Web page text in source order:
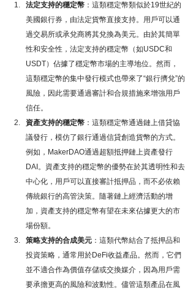
法定支持的穩定幣 ：這類穩定幣類似於19世紀的
美國銀行券，由法定貨幣直接支持。用戶可以通
過交易所或承兌商將其兌換為美元。由於其簡單
性和安全性，法定支持的穩定幣（如USDC和
USDT）佔據了穩定幣市場的主導地位。然而，
這類穩定幣的集中發行模式也帶來了“銀行擠兌”的
風險，因此需要通過審計和合規措施來增強用戶
信任。
資產支持的穩定幣 ：這類穩定幣通過鏈上借貸協
議發行，模仿了銀行通過信貸創造貨幣的方式。
例如，MakerDAO通過超額抵押鏈上資產發行
DAI。資產支持的穩定幣的優勢在於其透明性和去
中心化，用戶可以直接審計抵押品，而不必依賴
傳統銀行的高管決策。隨著鏈上經濟活動的增
加，資產支持的穩定幣有望在未來佔據更大的市
場份額。
策略支持的合成美元 ：這類代幣結合了抵押品和
投資策略，通常用於DeFi收益產品。然而，它們
並不適合作為價值存儲或交換媒介，因為用戶需
要承擔更高的風險和波動性。儘管這類產品在風